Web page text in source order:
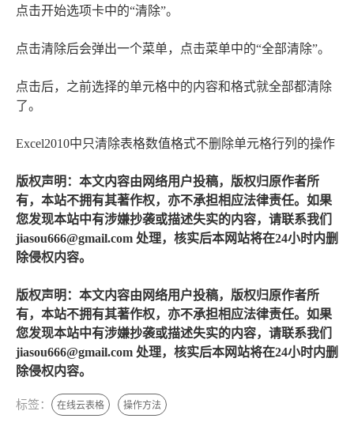
点击开始选项卡中的“清除”。
点击清除后会弹出一个菜单，点击菜单中的“全部清除”。
点击后，之前选择的单元格中的内容和格式就全部都清除
了。
Excel2010中只清除表格数值格式不删除单元格行列的操作
版权声明：本文内容由网络用户投稿，版权归原作者所
有，本站不拥有其著作权，亦不承担相应法律责任。如果
您发现本站中有涉嫌抄袭或描述失实的内容，请联系我们
jiasou666@gmail.com 处理，核实后本网站将在24小时内删
除侵权内容。
版权声明：本文内容由网络用户投稿，版权归原作者所
有，本站不拥有其著作权，亦不承担相应法律责任。如果
您发现本站中有涉嫌抄袭或描述失实的内容，请联系我们
jiasou666@gmail.com 处理，核实后本网站将在24小时内删
除侵权内容。
标签： 在线云表格 操作方法